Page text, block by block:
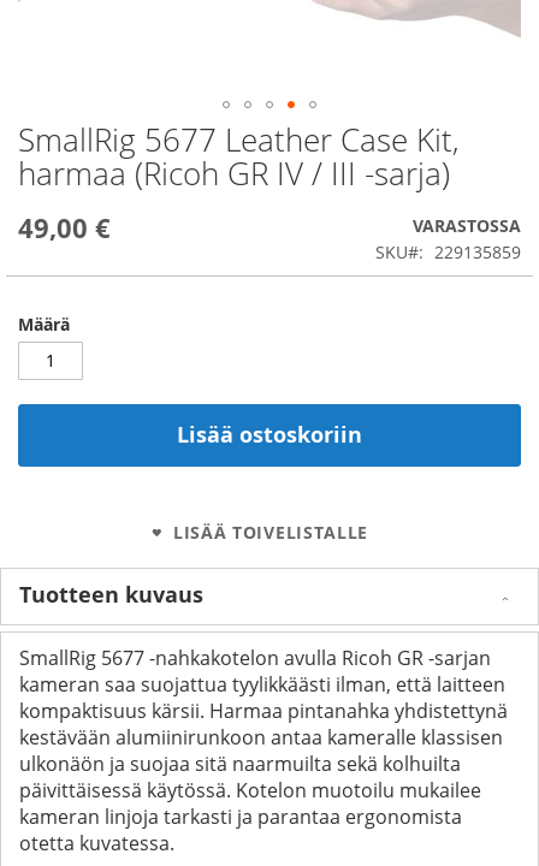
SmallRig 5677 Leather Case Kit,
harmaa (Ricoh GR IV / III -sarja)
49,00 €
VARASTOSSA
SKU
229135859
Määrä
Lisää ostoskoriin
LISÄÄ TOIVELISTALLE
Skip
to
the
of
Tuotteen kuvaus
SmallRig 5677 -nahkakotelon avulla Ricoh GR -sarjan
kameran saa suojattua tyylikkäästi ilman, että laitteen
kompaktisuus kärsii. Harmaa pintanahka yhdistettynä
kestävään alumiinirunkoon antaa kameralle klassisen
ulkonäön ja suojaa sitä naarmuilta sekä kolhuilta
päivittäisessä käytössä. Kotelon muotoilu mukailee
kameran linjoja tarkasti ja parantaa ergonomista
otetta kuvatessa.